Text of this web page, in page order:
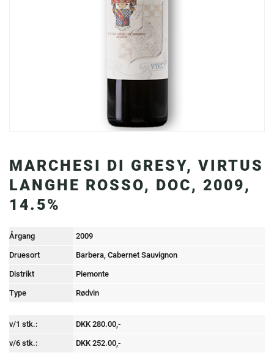
MARCHESI DI GRESY, VIRTUS
LANGHE ROSSO, DOC, 2009,
14.5%
Årgang 2009
Druesort Barbera, Cabernet Sauvignon
Distrikt Piemonte
Type Rødvin
v/1 stk.: DKK 280.00,-
v/6 stk.: DKK 252.00,-